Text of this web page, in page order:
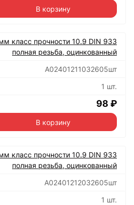
В корзину
класс прочности 10.9 DIN 933
полная резьба, оцинкованный
А02401211032605шт
1 шт.
98 ₽
В корзину
класс прочности 10.9 DIN 933
полная резьба, оцинкованный
А02401212032605шт
1 шт.